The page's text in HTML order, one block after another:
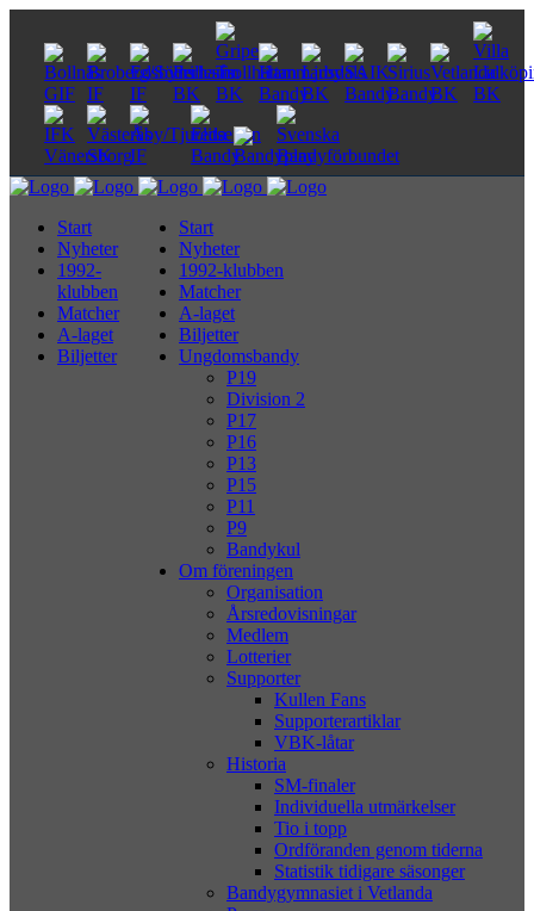
Start
Nyheter
1992-klubben
Matcher
A-laget
Biljetter
Ungdomsbandy
P19
Division 2
P17
P16
P13
P15
P11
P9
Bandykul
Om föreningen
Organisation
Årsredovisningar
Medlem
Lotterier
Supporter
Kullen Fans
Supporterartiklar
VBK-låtar
Historia
SM-finaler
Individuella utmärkelser
Tio i topp
Ordföranden genom tiderna
Statistik tidigare säsonger
Bandygymnasiet i Vetlanda
Start
Nyheter
1992-
klubben
Matcher
A-laget
Biljetter